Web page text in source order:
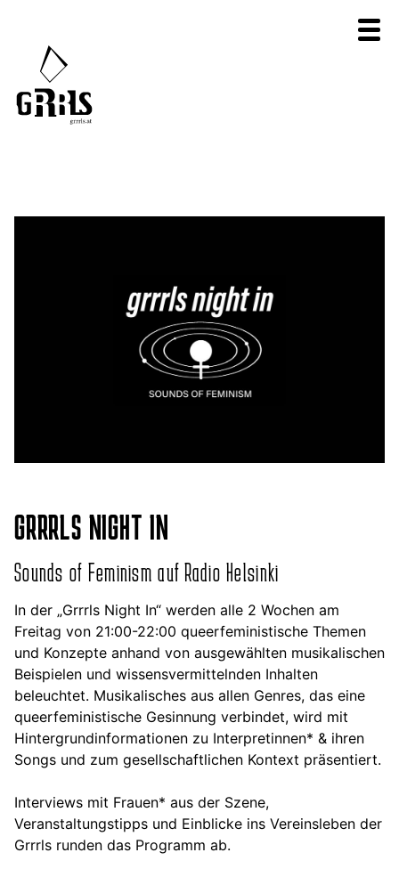
GRRRLS NIGHT IN
Sounds of Feminism auf Radio Helsinki
In der „Grrrls Night In“ werden alle 2 Wochen am
Freitag von 21:00-22:00 queerfeministische Themen
und Konzepte anhand von ausgewählten musikalischen
Beispielen und wissensvermittelnden Inhalten
beleuchtet. Musikalisches aus allen Genres, das eine
queerfeministische Gesinnung verbindet, wird mit
Hintergrundinformationen zu Interpretinnen* & ihren
Songs und zum gesellschaftlichen Kontext präsentiert.
Interviews mit Frauen* aus der Szene,
Veranstaltungstipps und Einblicke ins Vereinsleben der
Grrrls runden das Programm ab.